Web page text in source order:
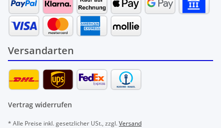
Versandarten
Vertrag widerrufen
* Alle Preise inkl. gesetzlicher USt., zzgl.Versand